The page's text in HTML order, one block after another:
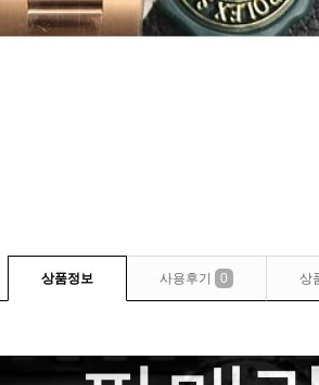
상품정보 사용후기 0 상